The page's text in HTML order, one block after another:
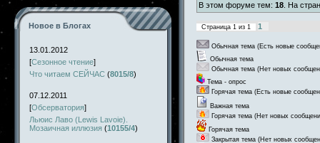
Новое в Блогах
13.01.2012
[Сезонное чтение]
Что читаем СЕЙЧАС (8015/8)
07.12.2011
[Обсерватория]
Льюис Лаво (Lewis Lavoie).
Мозаичная иллюзия (10155/4)
В этом форуме тем: 18 . На
Страница 1 из 1 1
Обычная тема (Есть новые
Обычная тема
Обычная тема (Нет новых
Тема - опрос
Горячая тема (Есть новые
Важная тема
Горячая тема (Нет новых
Горячая тема
Закрытая тема (Нет новых